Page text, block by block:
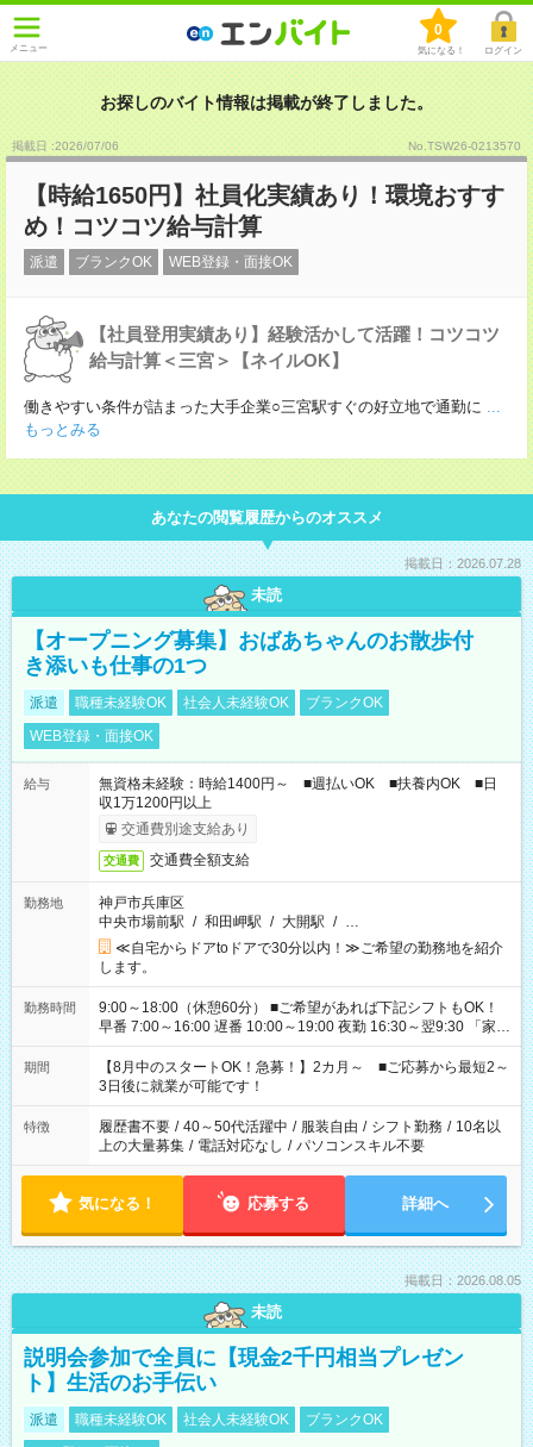
メニュー
0
気になる！ ログイン
お探しのバイト情報は掲載が終了しました。
掲載日 :2026/07/06 No.TSW26-0213570
【時給1650円】社員化実績あり！環境おすす
め！コツコツ給与計算
派遣 ブランクOK WEB登録・面接OK
【社員登用実績あり】経験活かして活躍！コツコツ
給与計算＜三宮＞【ネイルOK】
働きやすい条件が詰まった大手企業○三宮駅すぐの好立地で通勤に ...
もっとみる
あなたの閲覧履歴からのオススメ
掲載日：2026.07.28
未読
【オープニング募集】おばあちゃんのお散歩付
き添いも仕事の1つ
派遣 職種未経験OK 社会人未経験OK
ブランクOK
WEB登録・面接OK
給与
無資格未経験：時給1400円～ ■週払いOK ■扶養内OK ■日
収1万1200円以上
交通費別途支給あり
交通費 交通費全額支給
勤務地
神戸市兵庫区
中央市場前駅 / 和田岬駅 / 大開駅 / …
≪自宅からドアtoドアで30分以内！≫ご希望の勤務地を紹介
します。
勤務時間
9:00～18:00（休憩60分） ■ご希望があれば下記シフトもOK！
早番 7:00～16:00 遅番 10:00～19:00 夜勤 16:30～翌9:30 「家族
と休みを合わせたい」 「余裕を持って夕飯の準備がしたい」
「できれば残業はしたくない」 など、ご希望を教えてください
ね。 ※Wワーク希望の方へ 今ご覧のお仕事で希望する勤務時間
と、もう1つのお仕事の勤務時間。 合計で週40時間を超える場
合は応募できません。
期間
【8月中のスタートOK！急募！】2カ月～ ■ご応募から最短2～
3日後に就業が可能です！
特徴 履歴書不要 / 40～50代活躍中 / 服装自由 / シフト勤務 / 10名以
上の大量募集 / 電話対応なし / パソコンスキル不要
気になる！ 応募する 詳細へ
掲載日：2026.08.05
未読
説明会参加で全員に【現金2千円相当プレゼン
ト】生活のお手伝い
派遣 職種未経験OK 社会人未経験OK
ブランクOK